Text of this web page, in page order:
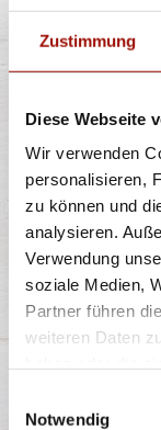
Zustimmung
Diese Webseite
Wir verwenden
personalisieren,
zu können und
analysieren.
Verwendung
soziale Medien,
Partner führen
weiteren Daten
Notwendig